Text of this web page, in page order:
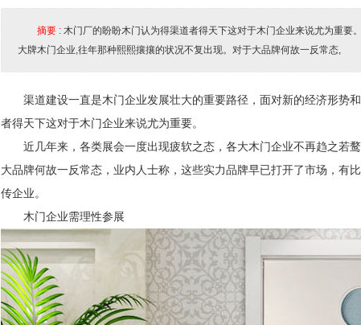
摘要 : 木门厂的盼盼木门认为得渠道者得天下这对于木门企业来说尤为重
大牌木门企业,往年那种熙熙攘攘的状况不复出现。对于大品牌何故一反常态,
渠道建设一直是木门企业发展壮大的重要路径，面对新的经济形势
者得天下这对于木门企业来说尤为重要。
近几年来，各类展会一度出现疲软之态，各大木门企业不再趋之若
大品牌何故一反常态，业内人士称，这些实力品牌早已打开了市场，有
传企业。
木门企业需理性参展